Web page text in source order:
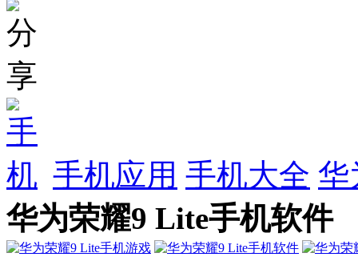
手机应用 手机大全 华
华为荣耀9 Lite手机软件